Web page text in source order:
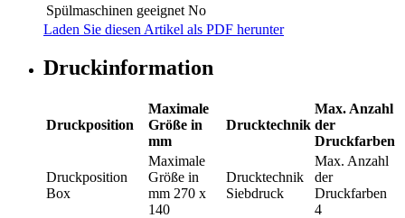
Spülmaschinen geeignet No
Laden Sie diesen Artikel als PDF herunter
Druckinformation
Druckposition
Maximale
Größe in
mm
Drucktechnik
Max. Anzahl
der
Druckfarben
Druckposition
Box
Maximale
Größe in
mm 270 x
140
Drucktechnik
Siebdruck
Max. Anzahl
der
Druckfarben
4